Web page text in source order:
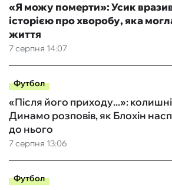
7 серпня 14:07
«Я можу померти»: Усик
історією про хворобу, яка
життя
Футбол
7 серпня 13:06
«Після його приходу...»:
Динамо розповів, як Блохін
до нього
Футбол